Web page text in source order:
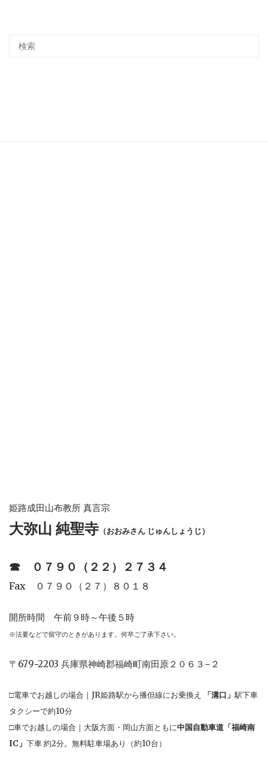
姫路成田山布教所 真言宗
大弥山 純聖寺 （おおみさん じゅんしょうじ）
☎︎ ０７９０（２２）２７３４
Fax ０７９０（２７）８０１８
開所時間 午前９時～午後５時
※法要などで留守のときがあります。何卒ご了承下さい。
〒679−2203 兵庫県神崎郡福崎町南田原２０６３−２
□電車でお越しの場合｜JR姫路駅から播但線にお乗換え 「溝口」駅下車
タクシーで約10分
□車でお越しの場合｜大阪方面・岡山方面ともに中国自動車道「福崎南
IC」 下車 約2分。無料駐車場あり（約10台）